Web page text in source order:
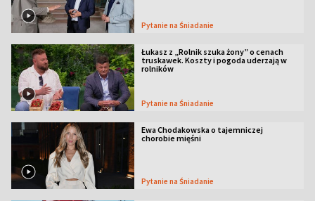
Pytanie na Śniadanie
Łukasz z „Rolnik szuka żony” o cenach
truskawek. Koszty i pogoda uderzają w
rolników
Pytanie na Śniadanie
Ewa Chodakowska o tajemniczej
chorobie mięśni
Pytanie na Śniadanie